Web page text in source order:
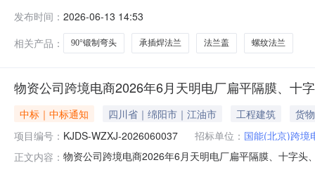
发布时间： 2026-06-13 14:53
相关产品：
90°锻制弯头 承插焊法兰 法兰盖 螺纹法兰
物资公司跨境电商2026年6月天明电厂扁平隔膜、十
中标｜中标通知 四川省｜绵阳市｜江油市 工程建筑
货物
项目编号： KJDS-WZXJ-2026060037 招标单位： 国能(北京)跨境
正文内容： 物资公司跨境电商2026年6月天明电厂扁平隔膜、十字